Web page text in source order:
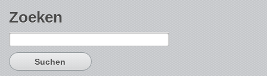
Zoeken
Suchen
nach: